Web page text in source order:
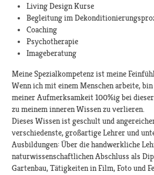
Living Design Kurse
Begleitung im
Coaching
Psychotherapie
Imageberatung
Meine Spezialkompetenz ist meine
Wenn ich mit einem Menschen arbeite,
meiner Aufmerksamkeit 100%ig bei
zu meinem inneren Wissen zu verlieren.
Dieses Wissen ist geschult und
verschiedenste, großartige Lehrer und
Ausbildungen: Über die handwerkliche
naturwissenschaftlichen Abschluss als
Gartenbau, Tätigkeiten in Film, Foto und